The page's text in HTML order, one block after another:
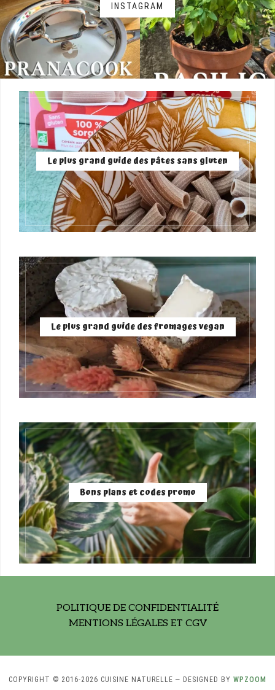
INSTAGRAM
Le plus grand guide des pâtes sans gluten
Le plus grand guide des fromages vegan
Bons plans et codes promo
POLITIQUE DE CONFIDENTIALITÉ
MENTIONS LÉGALES ET CGV
COPYRIGHT © 2016-2026 CUISINE NATURELLE — DESIGNED BY WPZOOM